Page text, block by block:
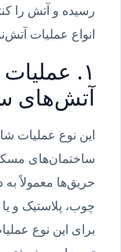
رسیده و آتش را
انواع عملیات
۱.
آتش‌های
این نوع عملیات
ساختمان‌های
حریق‌ها معمولاً به
چوب، پلاستیک و
برای این نوع